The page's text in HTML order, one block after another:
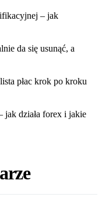
– jak
da się usunąć, a
płac krok po kroku
działa forex i jakie